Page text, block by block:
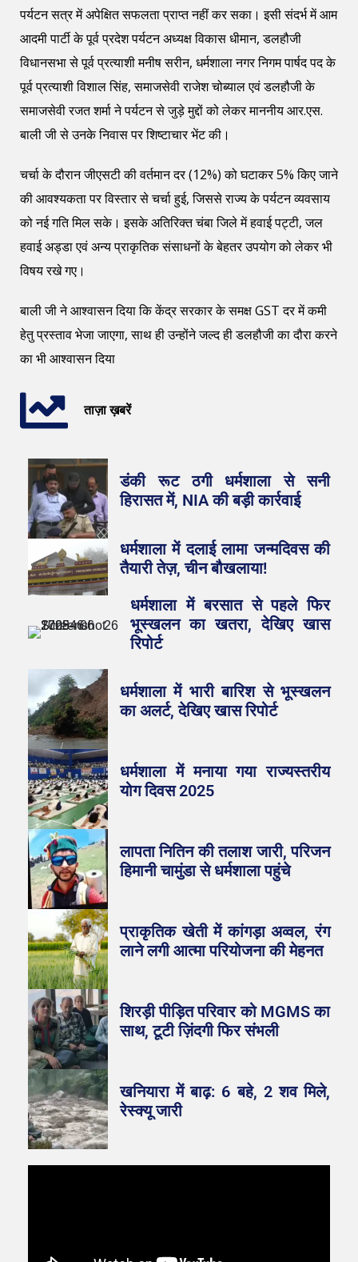
पर्यटन सत्र में अपेक्षित सफलता प्राप्त नहीं कर सका। इसी संदर्भ में आम
आदमी पार्टी के पूर्व प्रदेश पर्यटन अध्यक्ष विकास धीमान, डलहौजी
विधानसभा से पूर्व प्रत्याशी मनीष सरीन, धर्मशाला नगर निगम पार्षद पद के
पूर्व प्रत्याशी विशाल सिंह, समाजसेवी राजेश चोब्याल एवं डलहौजी के
समाजसेवी रजत शर्मा ने पर्यटन से जुड़े मुद्दों को लेकर माननीय आर.एस.
बाली जी से उनके निवास पर शिष्टाचार भेंट की।
चर्चा के दौरान जीएसटी की वर्तमान दर (12%) को घटाकर 5% किए जाने
की आवश्यकता पर विस्तार से चर्चा हुई, जिससे राज्य के पर्यटन व्यवसाय
को नई गति मिल सके। इसके अतिरिक्त चंबा जिले में हवाई पट्टी, जल
हवाई अड्डा एवं अन्य प्राकृतिक संसाधनों के बेहतर उपयोग को लेकर भी
विषय रखे गए।
बाली जी ने आश्वासन दिया कि केंद्र सरकार के समक्ष GST दर में कमी
हेतु प्रस्ताव भेजा जाएगा, साथ ही उन्होंने जल्द ही डलहौजी का दौरा करने
का भी आश्वासन दिया
ताज़ा ख़बरें
डंकी रूट ठगी धर्मशाला से सनी
हिरासत में, NIA की बड़ी कार्रवाई
धर्मशाला में दलाई लामा जन्मदिवस की
तैयारी तेज़, चीन बौखलाया!
धर्मशाला में बरसात से पहले फिर
भूस्खलन का खतरा, देखिए खास
रिपोर्ट
धर्मशाला में भारी बारिश से भूस्खलन
का अलर्ट, देखिए खास रिपोर्ट
धर्मशाला में मनाया गया राज्यस्तरीय
योग दिवस 2025
लापता नितिन की तलाश जारी, परिजन
हिमानी चामुंडा से धर्मशाला पहुंचे
प्राकृतिक खेती में कांगड़ा अव्वल, रंग
लाने लगी आत्मा परियोजना की मेहनत
शिरड़ी पीड़ित परिवार को MGMS का
साथ, टूटी ज़िंदगी फिर संभली
खनियारा में बाढ़: 6 बहे, 2 शव मिले,
रेस्क्यू जारी